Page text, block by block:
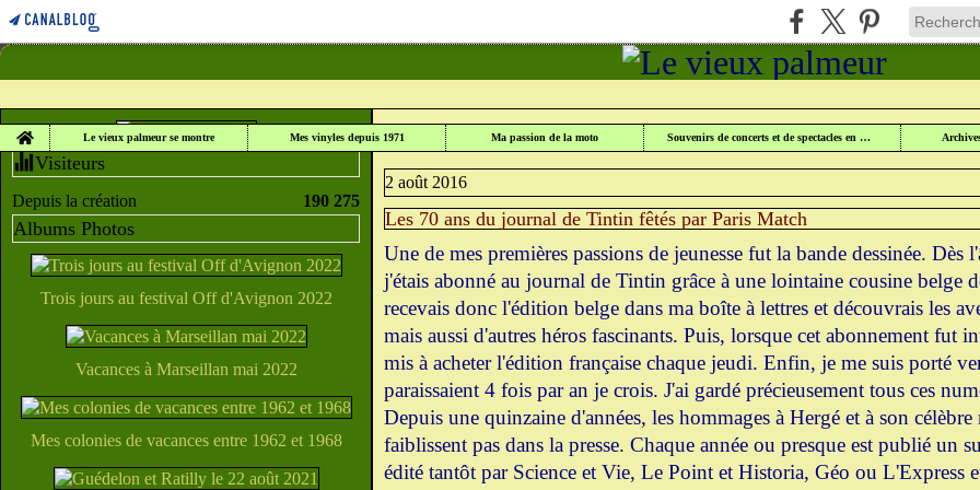
Home
Le vieux palmeur se montre Mes vinyles depuis 1971 Ma passion de la moto Souvenirs de concerts et de spectacles en Lorraine
Visiteurs
Depuis la création 190 275
Albums Photos
Trois jours au festival Off d'Avignon 2022
Vacances à Marseillan mai 2022
Mes colonies de vacances entre 1962 et 1968
LE VIEUX PALMEUR > CULTURE ET PATRIMOINE > LES 70 ANS DU JOURNAL DE TINTIN FÊTÉS PAR
2 août 2016
Les 70 ans du journal de Tintin fêtés par Paris Match
Une de mes premières passions de jeunesse fut la bande dessinée. Dès
j'étais abonné au journal de Tintin grâce à une lointaine cousine belge
recevais donc l'édition belge dans ma boîte à lettres et découvrais les
mais aussi d'autres héros fascinants. Puis, lorsque cet abonnement fut
mis à acheter l'édition française chaque jeudi. Enfin, je me suis porté
paraissaient 4 fois par an je crois. J'ai gardé précieusement tous ces
Depuis une quinzaine d'années, les hommages à Hergé et à son célèbre
faiblissent pas dans la presse. Chaque année ou presque est publié un
édité tantôt par Science et Vie, Le Point et Historia, Géo ou L'Express